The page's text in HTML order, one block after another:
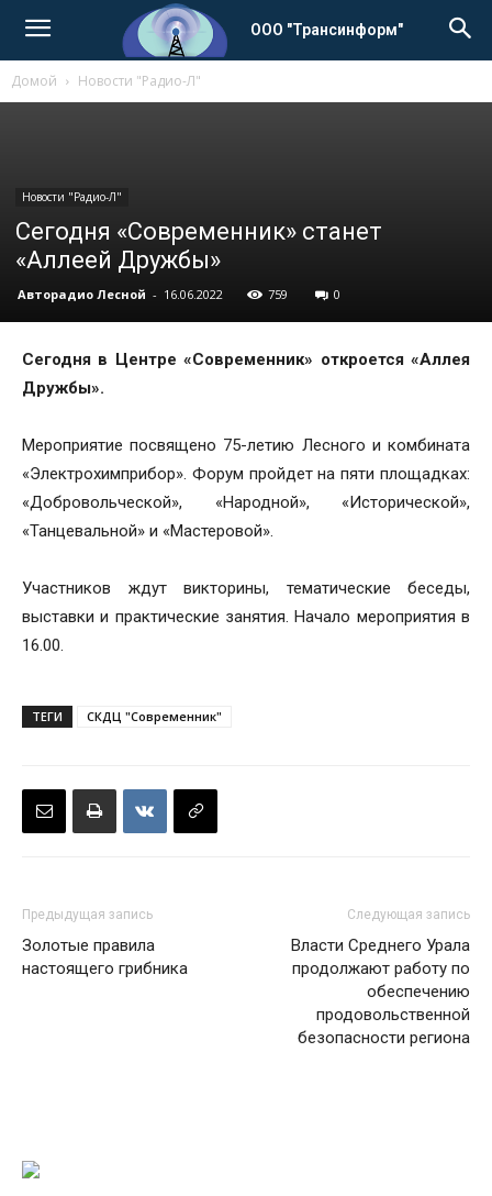
ООО "Трансинформ"
Домой Новости "Радио-Л"
Новости "Радио-Л"
Сегодня «Современник» станет
«Аллеей Дружбы»
Авторадио Лесной - 16.06.2022 759 0
Сегодня в Центре «Современник» откроется «Аллея
Дружбы».
Мероприятие посвящено 75-летию Лесного и комбината
«Электрохимприбор». Форум пройдет на пяти площадках:
«Добровольческой», «Народной», «Исторической»,
«Танцевальной» и «Мастеровой».
Участников ждут викторины, тематические беседы,
выставки и практические занятия. Начало мероприятия в
16.00.
ТЕГИ СКДЦ "Современник"
Предыдущая запись
Золотые правила
настоящего грибника
Следующая запись
Власти Среднего Урала
продолжают работу по
обеспечению
продовольственной
безопасности региона